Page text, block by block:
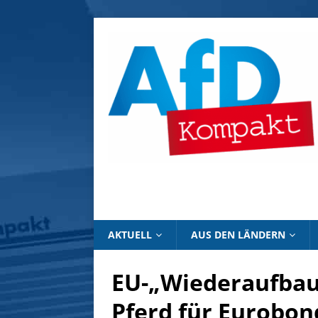
AKTUELL AUS DEN LÄNDERN
EU-
Pferd für